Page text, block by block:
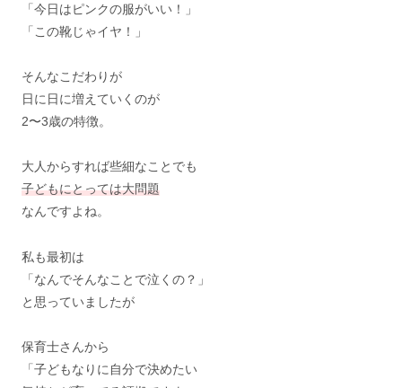
「今日はピンクの服がいい！」
「この靴じゃイヤ！」
そんなこだわりが
日に日に増えていくのが
2〜3歳の特徴。
大人からすれば些細なことでも
子どもにとっては大問題
なんですよね。
私も最初は
「なんでそんなことで泣くの？」
と思っていましたが
保育士さんから
「子どもなりに自分で決めたい